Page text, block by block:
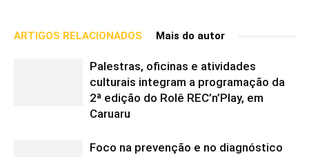
ARTIGOS RELACIONADOS Mais do autor
Palestras, oficinas e atividades
culturais integram a programação da
2ª edição do Rolê REC’n’Play, em
Caruaru
Foco na prevenção e no diagnóstico